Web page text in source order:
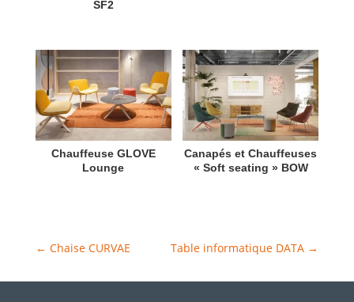
SF2
Chauffeuse GLOVE
Lounge
Canapés et Chauffeuses
« Soft seating » BOW
← Chaise CURVAE Table informatique DATA →